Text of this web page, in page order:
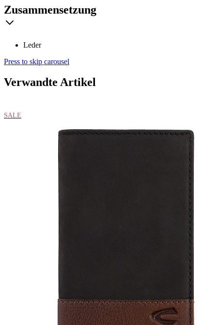
Zusammensetzung
Leder
Press to skip carousel
Verwandte Artikel
SALE